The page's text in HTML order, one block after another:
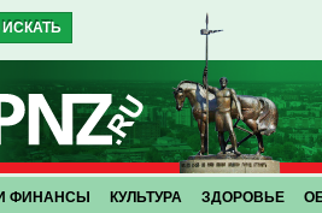
ФИНАНСЫ КУЛЬТУРА ЗДОРОВЬЕ